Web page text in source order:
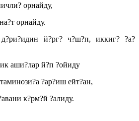
орнайду,
орнайду.
й?рг? ч?ш?п, иккиг? ?а?
аши?лар й?п ?ойиду
?ар?иш ейт?ан,
к?рм?й ?алиду.